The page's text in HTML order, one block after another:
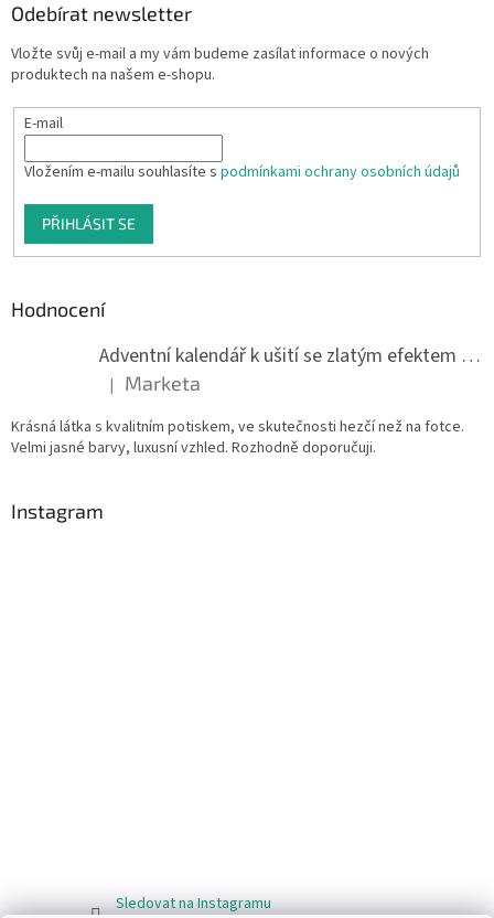
Odebírat newsletter
Vložte svůj e-mail a my vám budeme zasílat informace o nových
produktech na našem e-shopu.
E-mail
Vložením e-mailu souhlasíte s podmínkami ochrany osobních údajů
PŘIHLÁSIT SE
Hodnocení
Adventní kalendář k ušití se zlatým efektem 042Q
Hodnocení produktu je 5 z 5 hvězdiček.
| Marketa
Krásná látka s kvalitním potiskem, ve skutečnosti hezčí než na fotce.
Velmi jasné barvy, luxusní vzhled. Rozhodně doporučuji.
Instagram
Sledovat na Instagramu